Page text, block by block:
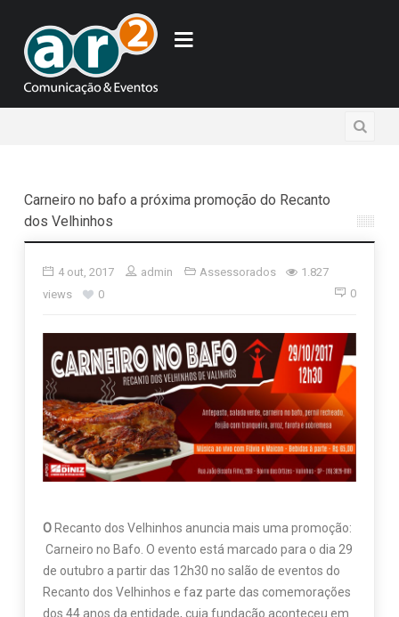
Carneiro no bafo a próxima promoção do Recanto
dos Velhinhos
4 out, 2017 admin Assessorados
1.827
views
0 0
ORecanto dos Velhinhos anuncia mais uma promoção:
Carneiro no Bafo. O evento está marcado para o dia 29
de outubro a partir das 12h30 no salão de eventos do
Recanto dos Velhinhos e faz parte das comemorações
dos 44 anos da entidade, cuja fundação aconteceu em